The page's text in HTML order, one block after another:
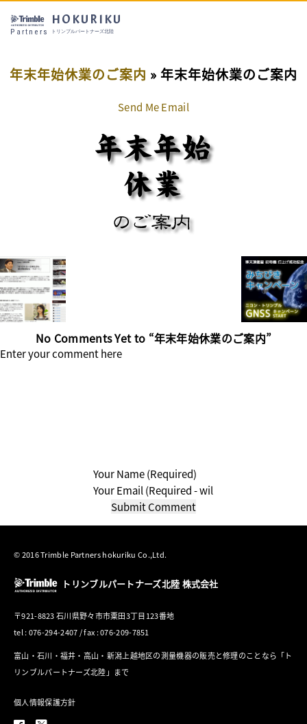
Partners
HOKURIKU
トリンブルパートナーズ北陸
年末年始休業のご案内 » 年末年始休業のご案内
Send Me Email
No Comments Yet to “年末年始休業のご案内”
© 2016 Trimble Partners hokuriku Co.,Ltd.
トリンブルパートナーズ北陸 株式会社
〒921-8823 石川県野々市市粟田3丁目123番地
tel : 076-294-2407 / fax : 076-209-7851
富山・石川・福井・高山・新潟上越地区の測量機器の販売と修理のことなら「ト
リンブルパートナーズ北陸」まで
個人情報保護方針